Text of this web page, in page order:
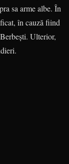
sa arme albe. În
în cauză fiind
Ulterior,